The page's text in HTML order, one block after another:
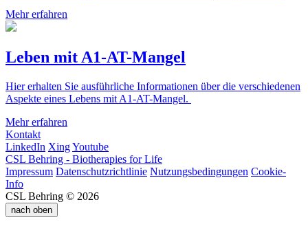
Mehr erfahren
Leben mit A1-AT-Mangel
Hier erhalten Sie ausführliche Informationen über die verschiedenen
Aspekte eines Lebens mit A1-AT-Mangel.
Mehr erfahren
Kontakt
LinkedIn XingYoutube
CSL Behring - Biotherapies for Life
Impressum Datenschutzrichtlinie Nutzungsbedingungen Cookie-
Info
CSL Behring © 2026
nach oben